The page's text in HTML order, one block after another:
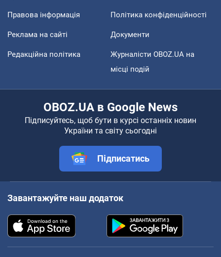
Правова інформація Політика конфіденційності
Реклама на сайті Документи
Редакційна політика
Журналісти OBOZ.UA на
місці подій
OBOZ.UA в Google News
Підписуйтесь, щоб бути в курсі останніх новин
України та світу сьогодні
Підписатись
Завантажуйте наш додаток